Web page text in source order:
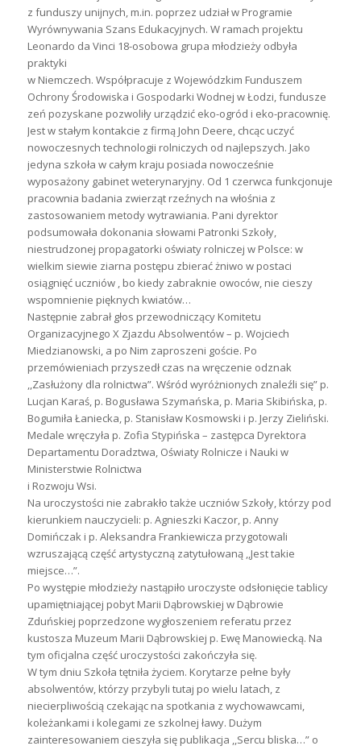
z funduszy unijnych, m.in. poprzez udział w Programie
Wyrównywania Szans Edukacyjnych. W ramach projektu
Leonardo da Vinci 18-osobowa grupa młodzieży odbyła
praktyki
w Niemczech. Współpracuje z Wojewódzkim Funduszem
Ochrony Środowiska i Gospodarki Wodnej w Łodzi, fundusze
zeń pozyskane pozwoliły urządzić eko-ogród i eko-pracownię.
Jest w stałym kontakcie z firmą John Deere, chcąc uczyć
nowoczesnych technologii rolniczych od najlepszych. Jako
jedyna szkoła w całym kraju posiada nowocześnie
wyposażony gabinet weterynaryjny. Od 1 czerwca funkcjonuje
pracownia badania zwierząt rzeźnych na włośnia z
zastosowaniem metody wytrawiania. Pani dyrektor
podsumowała dokonania słowami Patronki Szkoły,
niestrudzonej propagatorki oświaty rolniczej w Polsce: w
wielkim siewie ziarna postępu zbierać żniwo w postaci
osiągnięć uczniów , bo kiedy zabraknie owoców, nie cieszy
wspomnienie pięknych kwiatów…
Następnie zabrał głos przewodniczący Komitetu
Organizacyjnego X Zjazdu Absolwentów – p. Wojciech
Miedzianowski, a po Nim zaproszeni goście. Po
przemówieniach przyszedł czas na wręczenie odznak
,,Zasłużony dla rolnictwa”. Wśród wyróżnionych znaleźli się” p.
Lucjan Karaś, p. Bogusława Szymańska, p. Maria Skibińska, p.
Bogumiła Łaniecka, p. Stanisław Kosmowski i p. Jerzy Zieliński.
Medale wręczyła p. Zofia Stypińska – zastępca Dyrektora
Departamentu Doradztwa, Oświaty Rolnicze i Nauki w
Ministerstwie Rolnictwa
i Rozwoju Wsi.
Na uroczystości nie zabrakło także uczniów Szkoły, którzy pod
kierunkiem nauczycieli: p. Agnieszki Kaczor, p. Anny
Domińczak i p. Aleksandra Frankiewicza przygotowali
wzruszającą część artystyczną zatytułowaną ,,Jest takie
miejsce…”.
Po występie młodzieży nastąpiło uroczyste odsłonięcie tablicy
upamiętniającej pobyt Marii Dąbrowskiej w Dąbrowie
Zduńskiej poprzedzone wygłoszeniem referatu przez
kustosza Muzeum Marii Dąbrowskiej p. Ewę Manowiecką. Na
tym oficjalna część uroczystości zakończyła się.
W tym dniu Szkoła tętniła życiem. Korytarze pełne były
absolwentów, którzy przybyli tutaj po wielu latach, z
niecierpliwością czekając na spotkania z wychowawcami,
koleżankami i kolegami ze szkolnej ławy. Dużym
zainteresowaniem cieszyła się publikacja ,,Sercu bliska…” o